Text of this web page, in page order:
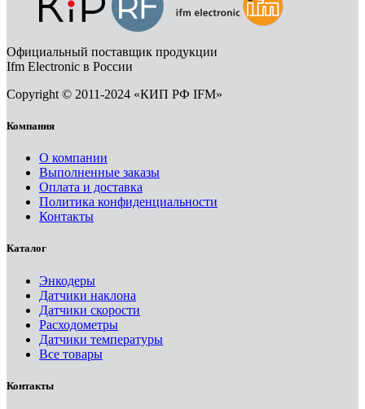
Официальный поставщик продукции
Ifm Electronic в России
Copyright © 2011-2024 «КИП РФ IFM»
Компания
О компании
Выполненные заказы
Оплата и доставка
Политика конфиденциальности
Контакты
Каталог
Энкодеры
Датчики наклона
Датчики скорости
Расходометры
Датчики температуры
Все товары
Контакты